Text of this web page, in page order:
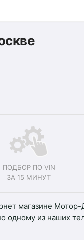
ПОДБОР ПО VIN
ЗА 15 МИНУТ
магазине
одному из наших